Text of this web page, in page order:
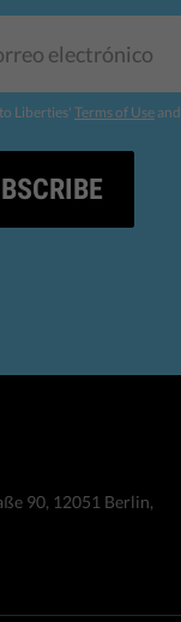
Liberties'Terms of Use and
90, 12051 Berlin,